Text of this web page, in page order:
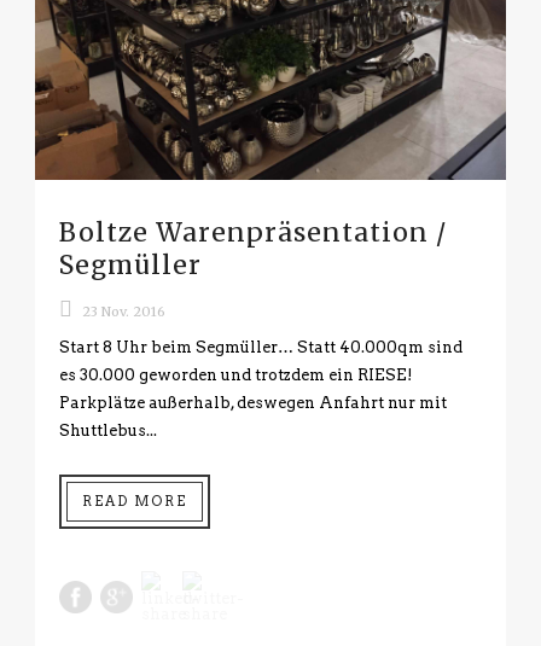
Boltze Warenpräsentation /
Segmüller
23 Nov. 2016
Start 8 Uhr beim Segmüller… Statt 40.000qm sind
es 30.000 geworden und trotzdem ein RIESE!
Parkplätze außerhalb, deswegen Anfahrt nur mit
Shuttlebus...
READ MORE